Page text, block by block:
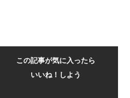
この記事が気に入ったら
いいね！しよう